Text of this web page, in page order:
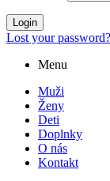
Login
Lost your password?
Menu
Muži
Ženy
Deti
Doplnky
O nás
Kontakt